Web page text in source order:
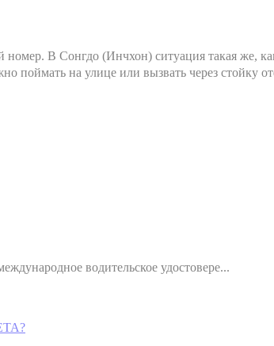
номер. В Сонгдо (Инчхон) ситуация такая же,
поймать на улице или вызвать через стойку
водительское удостовере...